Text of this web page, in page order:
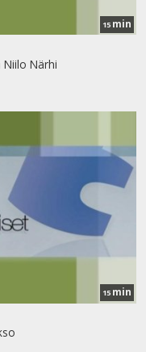
15 min
Närhi
15 min